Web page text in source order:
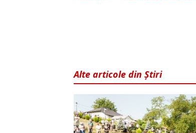
Alte articole din Știri